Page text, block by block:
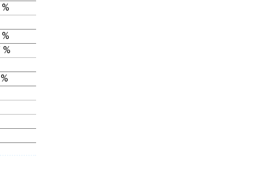
%
%
%